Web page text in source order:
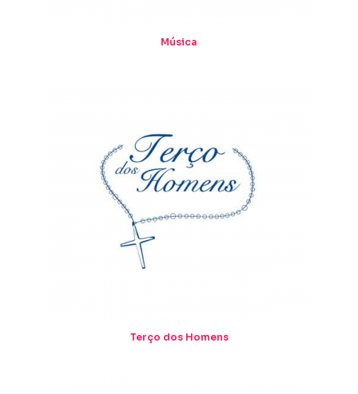
Música
Terço dos Homens